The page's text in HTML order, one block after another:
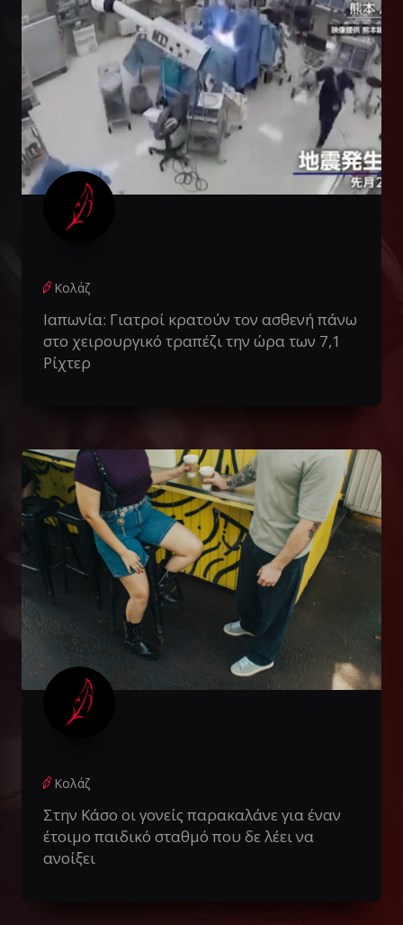
Κολάζ
Ιαπωνία: Γιατροί κρατούν τον ασθενή πάνω
στο χειρουργικό τραπέζι την ώρα των 7,1
Ρίχτερ
Κολάζ
Στην Κάσο οι γονείς παρακαλάνε για έναν
έτοιμο παιδικό σταθμό που δε λέει να
ανοίξει